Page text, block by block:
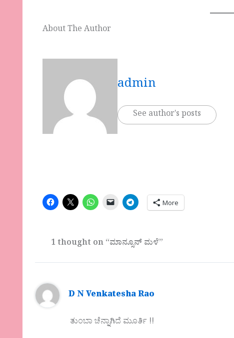
About The Author
admin
See author's posts
More
1 thought on “ಮಾನ್ಸೂನ್ ಮಳೆ”
D N Venkatesha Rao
ತುಂಬಾ ಚೆನ್ನಾಗಿದೆ ಮೂರ್ತಿ !!